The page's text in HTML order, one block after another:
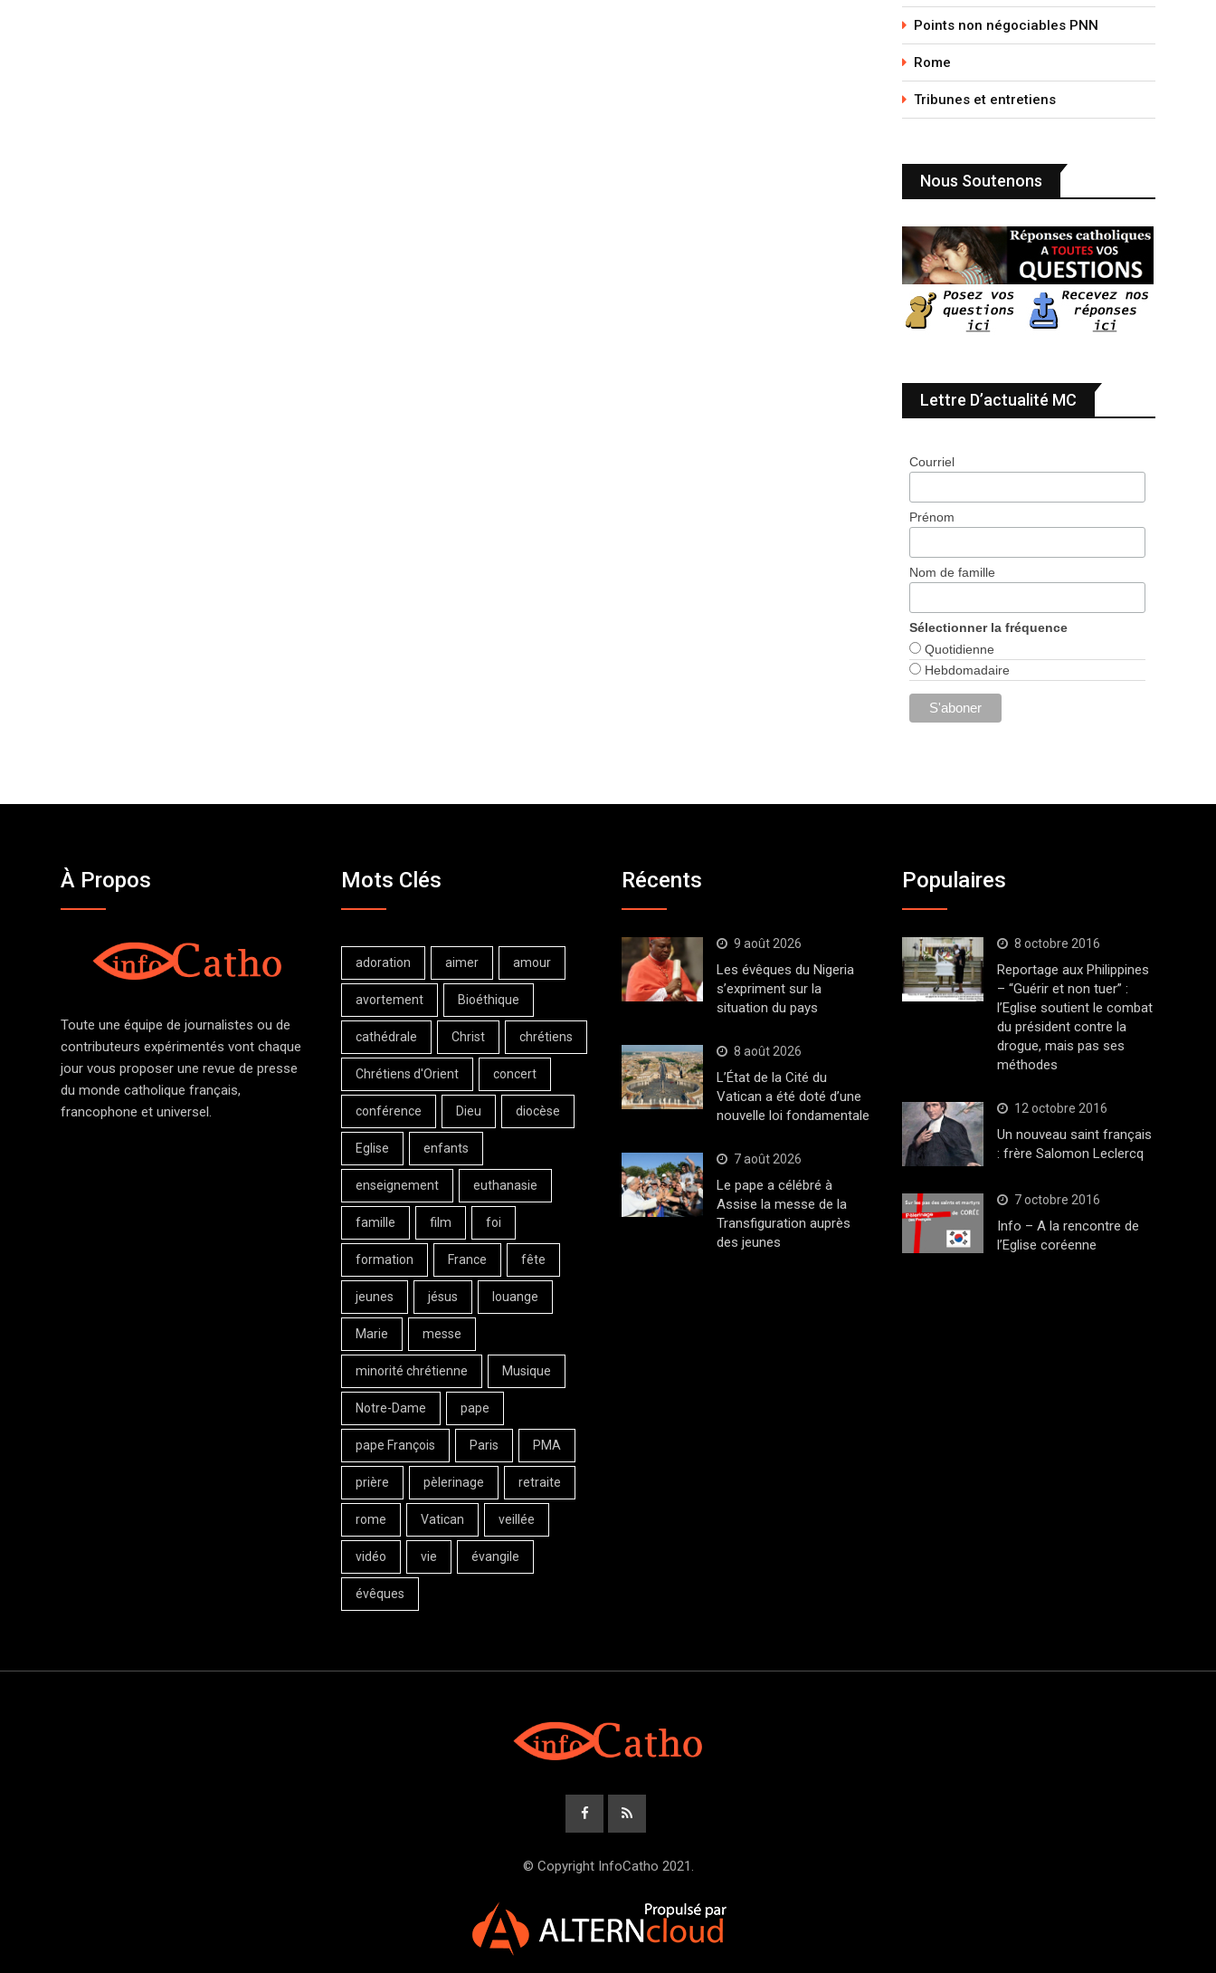
Points non négociables PNN
Rome
Tribunes et entretiens
Nous Soutenons
Lettre D’actualité MC
Courriel
Prénom
Nom de famille
Sélectionner la fréquence
Quotidienne
Hebdomadaire
À Propos
Toute une équipe de journalistes ou de
contributeurs expérimentés vont chaque
jour vous proposer une revue de presse
du monde catholique français,
francophone et universel.
Mots Clés
adoration aimer amour
avortement Bioéthique
cathédrale Christ chrétiens
Chrétiens d'Orient concert
conférence Dieu diocèse
Eglise enfants
enseignement euthanasie
famille film foi
formation France fête
jeunes jésus louange
Marie messe
minorité chrétienne Musique
Notre-Dame pape
pape François Paris PMA
prière pèlerinage retraite
rome Vatican veillée
vidéo vie évangile
évêques
Récents
9 août 2026
Les évêques du Nigeria
s’expriment sur la
situation du pays
8 août 2026
L’État de la Cité du
Vatican a été doté d’une
nouvelle loi fondamentale
7 août 2026
Le pape a célébré à
Assise la messe de la
Transfiguration auprès
des jeunes
Populaires
8 octobre 2016
Reportage aux Philippines
– “Guérir et non tuer” :
l’Eglise soutient le combat
du président contre la
drogue, mais pas ses
méthodes
12 octobre 2016
Un nouveau saint français
: frère Salomon Leclercq
7 octobre 2016
Info – A la rencontre de
l’Eglise coréenne
© Copyright InfoCatho 2021.